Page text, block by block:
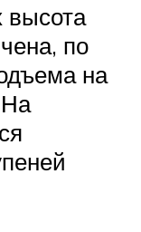
высота
по
на